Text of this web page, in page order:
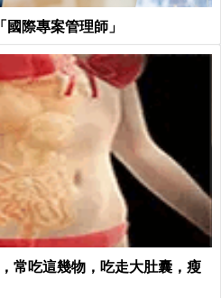
際專案管理師」
常吃這幾物，吃走大肚囊，瘦